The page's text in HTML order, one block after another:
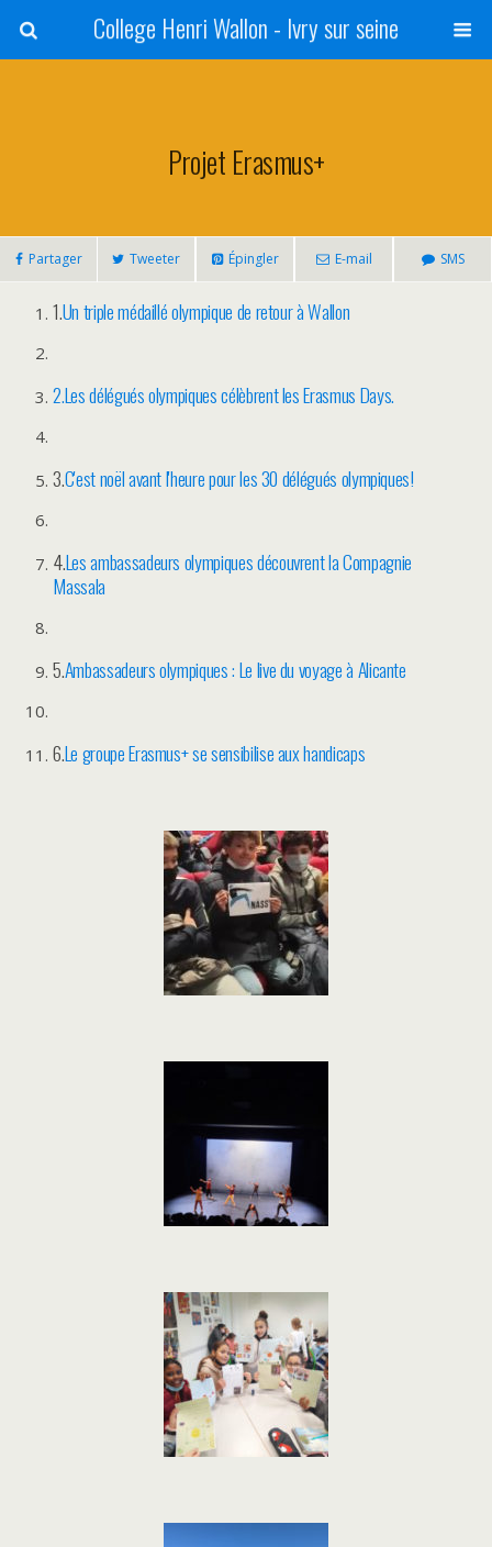
College Henri Wallon - Ivry sur seine
Projet Erasmus+
Partager Tweeter Épingler E-mail SMS
1.Un triple médaillé olympique de retour à Wallon
2.Les délégués olympiques célèbrent les Erasmus Days.
3.C'est noël avant l'heure pour les 30 délégués olympiques!
4.Les ambassadeurs olympiques découvrent la Compagnie
Massala
5.Ambassadeurs olympiques : Le live du voyage à Alicante
6.Le groupe Erasmus+ se sensibilise aux handicaps